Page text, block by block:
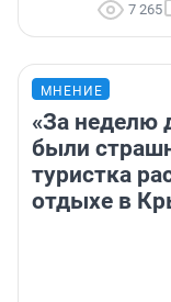
7 265
МНЕНИЕ
«За неделю
были
туристка
отдыхе в